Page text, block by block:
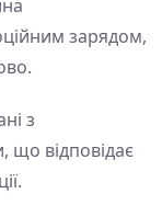
зарядом,
з
що відповідає